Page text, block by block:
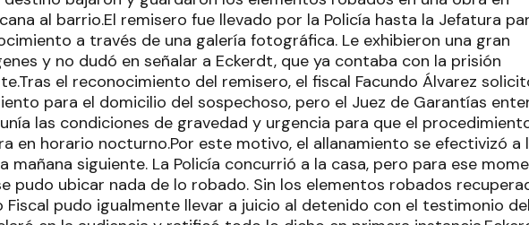
al barrio.El remisero fue llevado por la Policía hasta la Jefatura
a través de una galería fotográfica. Le exhibieron una gran
y no dudó en señalar a Eckerdt, que ya contaba con la prisión
el reconocimiento del remisero, el fiscal Facundo Álvarez
para el domicilio del sospechoso, pero el Juez de Garantías
las condiciones de gravedad y urgencia para que el
en horario nocturno.Por este motivo, el allanamiento se efectivizó a
mañana siguiente. La Policía concurrió a la casa, pero para ese
pudo ubicar nada de lo robado. Sin los elementos robados
Fiscal pudo igualmente llevar a juicio al detenido con el testimonio del